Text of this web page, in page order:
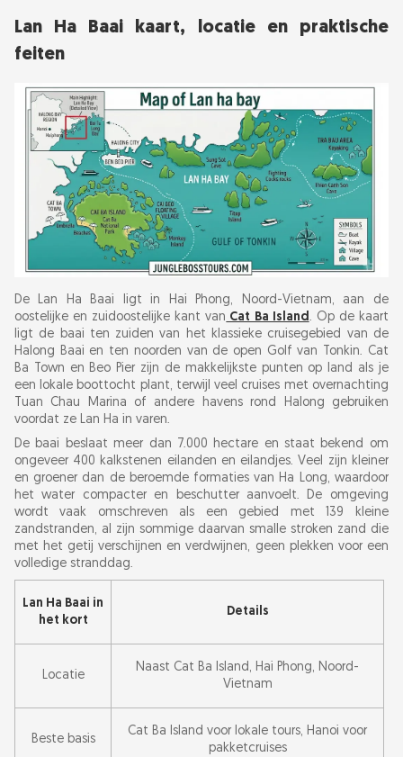
Lan Ha Baai vs Halong Baai: welke cruise is
Beste reistijd voor Lan Ha Baai en wat het
weer betekent
Lan Ha Baai cruiseprijs, boektips en wat is
inbegrepen
Waar verblijven: cruisehut, Cat Ba hotel of
Wat eten in Lan Ha Baai en op Cat Ba Island
Verantwoord reizen in een UNESCO-baai
Lan Ha Baai kaart, locatie en praktische
feiten
De Lan Ha Baai ligt in Hai Phong, Noord-Vietnam, aan de
oostelijke en zuidoostelijke kant van Cat Ba Island. Op de kaart
ligt de baai ten zuiden van het klassieke cruisegebied van de
Halong Baai en ten noorden van de open Golf van Tonkin. Cat
Ba Town en Beo Pier zijn de makkelijkste punten op land als je
een lokale boottocht plant, terwijl veel cruises met overnachting
Tuan Chau Marina of andere havens rond Halong gebruiken
voordat ze Lan Ha in varen.
De baai beslaat meer dan 7.000 hectare en staat bekend om
ongeveer 400 kalkstenen eilanden en eilandjes. Veel zijn kleiner
en groener dan de beroemde formaties van Ha Long, waardoor
het water compacter en beschutter aanvoelt. De omgeving
wordt vaak omschreven als een gebied met 139 kleine
zandstranden, al zijn sommige daarvan smalle stroken zand die
met het getij verschijnen en verdwijnen, geen plekken voor een
volledige stranddag.
Lan Ha Baai in
het kort
Details
Locatie
Naast Cat Ba Island, Hai Phong, Noord-
Vietnam
Beste basis
Cat Ba Island voor lokale tours, Hanoi voor
pakketcruises